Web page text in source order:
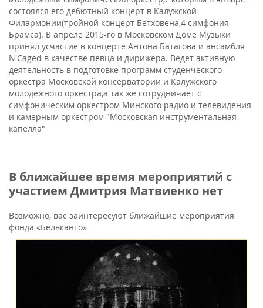
состоялся его дебютный концерт в Калужской
Филармонии(тройной концерт Бетховена,4 симфония
Брамса). В апреле 2015-го в Московском Доме Музыки
принял усчастие в концерте Антона Батагова и ансамбля
N'Caged в качестве певца и дирижера. Ведет активную
деятельность в подготовке программ студенческого
оркестра Московской консерватории и Калужского
молодежного оркестра,а так же сотрудничает с
симфоническим оркестром Минского радио и телевидения
и камерным оркестром "Московская инструментальная
капелла"
В ближайшее время мероприятий с
участием Дмитрия Матвиенко нет
Возможно, вас заинтересуют ближайшие мероприятия
фонда «Бельканто»